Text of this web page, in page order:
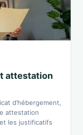
attestation
d’hébergement,
attestation
les justificatifs